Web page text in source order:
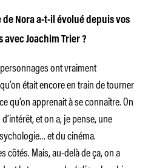
Nora a-t-il évolué depuis vos
Joachim Trier ?
ont vraiment
était encore en train de tourner
qu’on apprenait à se connaître. On
et on a, je pense, une
et du cinéma.
côtés. Mais, au-delà de ça, on a